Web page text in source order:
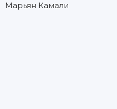
Марьян Камали